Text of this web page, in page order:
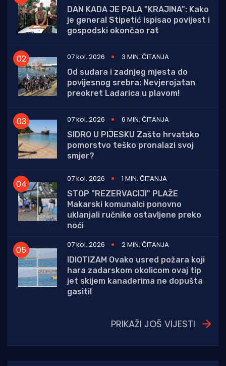
DAN KADA JE PALA "KRAJINA": Kako
je general Stipetić ispisao povijest i
gospodski okončao rat
07 kol. 2026
3 MIN. ČITANJA
Od sudara i zadnjeg mjesta do
povijesnog srebra: Nevjerojatan
preokret Lađarica u plavom!
07 kol. 2026
6 MIN. ČITANJA
SIDRO U PIJESKU Zašto hrvatsko
pomorstvo teško pronalazi svoj
smjer?
07 kol. 2026
1 MIN. ČITANJA
STOP "REZERVACIJI" PLAŽE
Makarski komunalci ponovno
uklanjali ručnike ostavljene preko
noći
07 kol. 2026
2 MIN. ČITANJA
IDIOTIZAM Ovako usred požara koji
hara zadarskom okolicom ovaj tip
jet skijem kanaderima ne dopušta
gasiti!
PRIKAŽI JOŠ VIJESTI